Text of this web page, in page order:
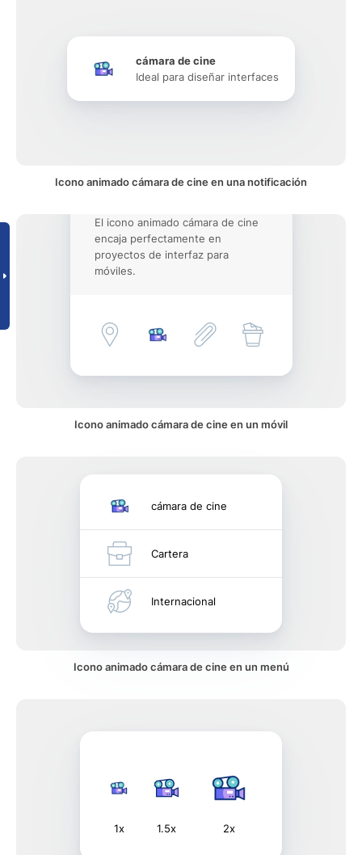
cámara de cine
Ideal para diseñar interfaces
Icono animado cámara de cine en una notificación
El icono animado cámara de cine
encaja perfectamente en
proyectos de interfaz para
móviles.
Icono animado cámara de cine en un móvil
cámara de cine
Cartera
Internacional
Icono animado cámara de cine en un menú
1x 1.5x 2x